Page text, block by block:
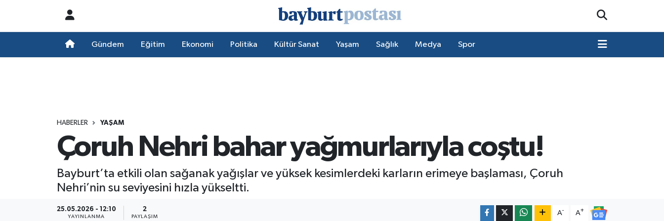
Gündem Eğitim Ekonomi Politika Kültür Sanat Yaşam Sağlık Medya Spor
HABERLER YAŞAM
Çoruh Nehri bahar yağmurlarıyla coştu!
Bayburt’ta etkili olan sağanak yağışlar ve yüksek kesimlerdeki karların erimeye başlaması, Çoruh
Nehri’nin su seviyesini hızla yükseltti.
25.05.2026 - 12:10
YAYINLANMA
2
PAYLAŞIM
A- A+
Süper Lig Puan Durumu ve Fikstür
Tüm Manşetler
Son Dakika Haberleri
Haber Arşivi